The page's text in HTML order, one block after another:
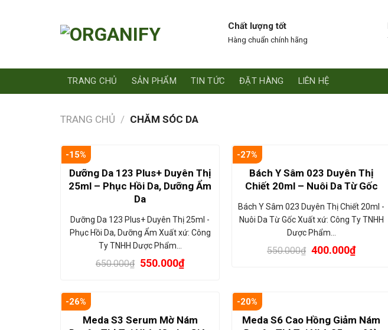
Chất lượng tốt
Hàng chuẩn chính hãng
TRANG CHỦ SẢN PHẨM TIN TỨC ĐẶT HÀNG LIÊN HỆ
TRANG CHỦ / CHĂM SÓC DA
-15%
Dưỡng Da 123 Plus+ Duyên Thị
25ml – Phục Hồi Da, Dưỡng Ẩm
Da
Dưỡng Da 123 Plus+ Duyên Thị 25ml -
Phục Hồi Da, Dưỡng Ẩm Xuất xứ: Công
Ty TNHH Dược Phẩm…
650.000₫ 550.000₫
-27%
Bách Y Sâm 023 Duyên Thị
Chiết 20ml – Nuôi Da Từ Gốc
Bách Y Sâm 023 Duyên Thị Chiết 20ml -
Nuôi Da Từ Gốc Xuất xứ: Công Ty TNHH
Dược Phẩm…
550.000₫ 400.000₫
-26%
Meda S3 Serum Mờ Nám
-20%
Meda S6 Cao Hồng Giảm Nám